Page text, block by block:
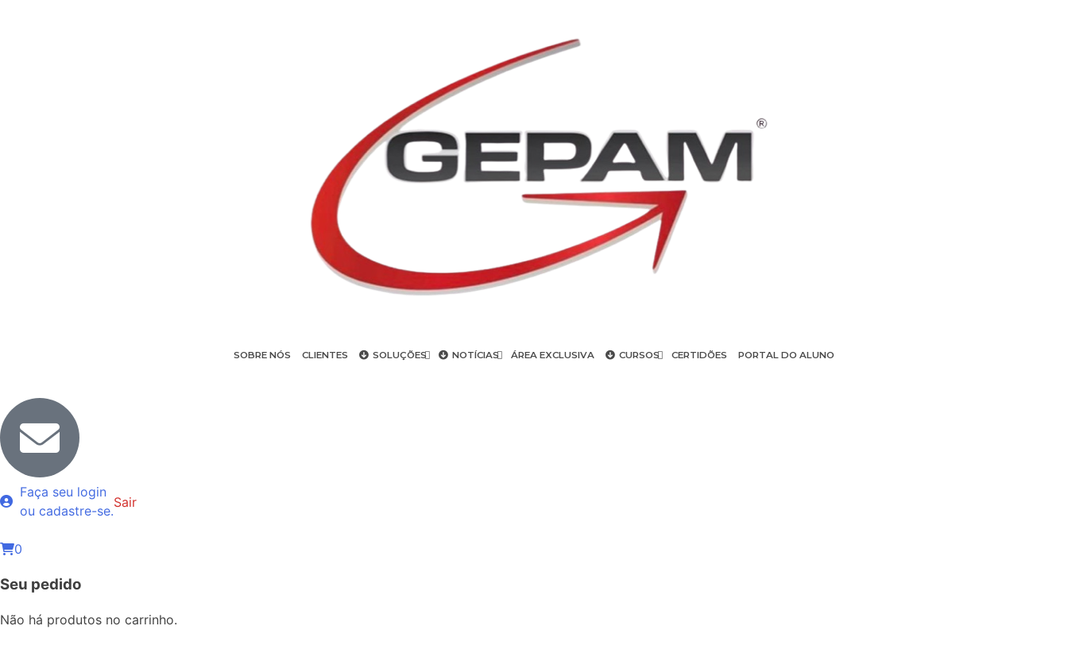
SOBRE NÓS CLIENTES SOLUÇÕES NOTÍCIAS ÁREA EXCLUSIVA CURSOS CERTIDÕES PORTAL DO ALUNO
Faça seu login
ou cadastre-se.
Sair
0
Seu pedido
Não há produtos no carrinho.